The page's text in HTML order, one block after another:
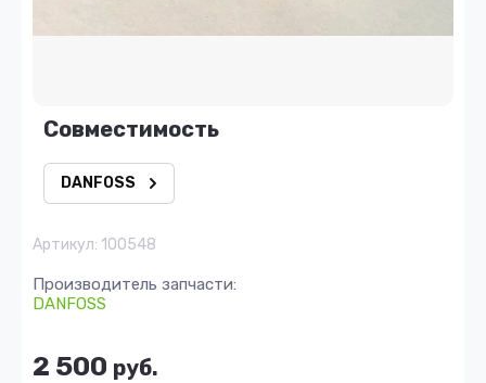
Совместимость
DANFOSS
Артикул: 100548
Производитель запчасти:
DANFOSS
2 500 руб.